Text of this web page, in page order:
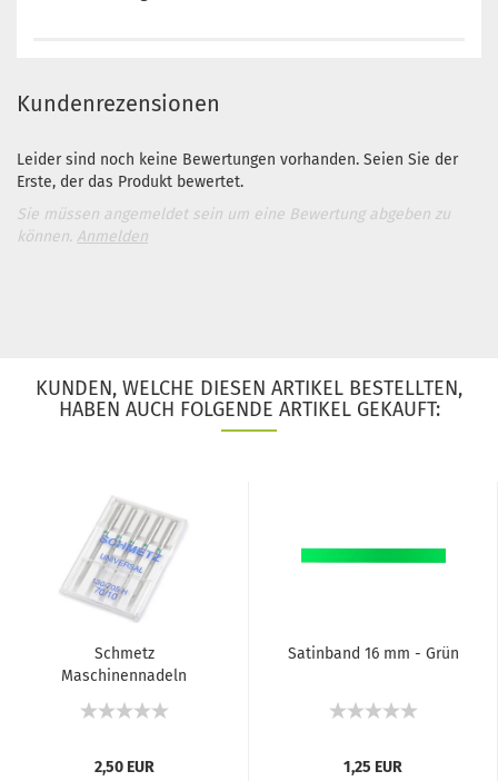
Kundenrezensionen
Leider sind noch keine Bewertungen vorhanden. Seien Sie der
Erste, der das Produkt bewertet.
Sie müssen angemeldet sein um eine Bewertung abgeben zu
können. Anmelden
KUNDEN, WELCHE DIESEN ARTIKEL BESTELLTEN,
HABEN AUCH FOLGENDE ARTIKEL GEKAUFT:
Schmetz
Maschinennadeln
2,50 EUR
Satinband 16 mm - Grün
1,25 EUR